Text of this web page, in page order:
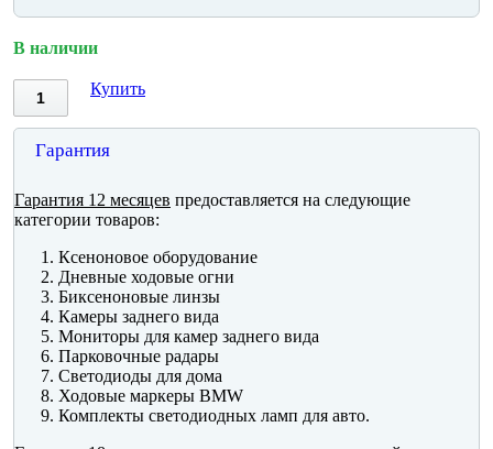
В наличии
Купить
Гарантия
Гарантия 12 месяцев предоставляется на следующие
категории товаров:
Ксеноновое оборудование
Дневные ходовые огни
Биксеноновые линзы
Камеры заднего вида
Мониторы для камер заднего вида
Парковочные радары
Светодиоды для дома
Ходовые маркеры BMW
Комплекты светодиодных ламп для авто.